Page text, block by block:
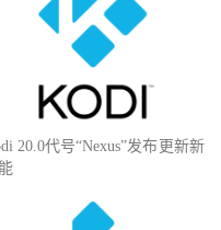
20.0代号“Nexus”发布更新新